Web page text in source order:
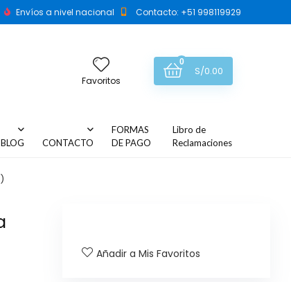
Envíos a nivel nacional Contacto: +51 998119929
Favoritos
0
S/0.00
BLOG
CONTACTO
FORMAS
DE PAGO
Libro de
Reclamaciones
Añadir a Mis Favoritos